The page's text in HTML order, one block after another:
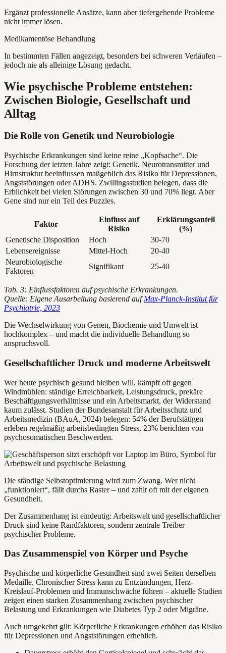
Ergänzt professionelle Ansätze, kann aber tiefergehende Probleme
nicht immer lösen.
Medikamentöse Behandlung
In bestimmten Fällen angezeigt, besonders bei schweren Verläufen –
jedoch nie als alleinige Lösung gedacht.
Wie psychische Probleme entstehen:
Zwischen Biologie, Gesellschaft und
Alltag
Die Rolle von Genetik und Neurobiologie
Psychische Erkrankungen sind keine reine „Kopfsache“. Die
Forschung der letzten Jahre zeigt: Genetik, Neurotransmitter und
Hirnstruktur beeinflussen maßgeblich das Risiko für Depressionen,
Angststörungen oder ADHS. Zwillingsstudien belegen, dass die
Erblichkeit bei vielen Störungen zwischen 30 und 70% liegt. Aber
Gene sind nur ein Teil des Puzzles.
Faktor
Einfluss auf
Risiko
Erklärungsanteil
(%)
Genetische Disposition
Hoch
30-70
Lebensereignisse
Mittel-Hoch
20-40
Neurobiologische
Faktoren
Signifikant 25-40
Tab. 3: Einflussfaktoren auf psychische Erkrankungen.
Quelle: Eigene Ausarbeitung basierend aufMax-Planck-Institut für
Psychiatrie, 2023
Die Wechselwirkung von Genen, Biochemie und Umwelt ist
hochkomplex – und macht die individuelle Behandlung so
anspruchsvoll.
Gesellschaftlicher Druck und moderne Arbeitswelt
Wer heute psychisch gesund bleiben will, kämpft oft gegen
Windmühlen: ständige Erreichbarkeit, Leistungsdruck, prekäre
Beschäftigungsverhältnisse und ein Arbeitsmarkt, der Widerstand
kaum zulässt. Studien der Bundesanstalt für Arbeitsschutz und
Arbeitsmedizin (BAuA, 2024) belegen: 54% der Berufstätigen
erleben regelmäßig arbeitsbedingten Stress, 23% berichten von
psychosomatischen Beschwerden.
Die ständige Selbstoptimierung wird zum Zwang. Wer nicht
„funktioniert“, fällt durchs Raster – und zahlt oft mit der eigenen
Gesundheit.
Der Zusammenhang ist eindeutig: Arbeitswelt und gesellschaftlicher
Druck sind keine Randfaktoren, sondern zentrale Treiber
psychischer Probleme.
Das Zusammenspiel von Körper und Psyche
Psychische und körperliche Gesundheit sind zwei Seiten derselben
Medaille. Chronischer Stress kann zu Entzündungen, Herz-
Kreislauf-Problemen und Immunschwäche führen – aktuelle Studien
zeigen einen starken Zusammenhang zwischen psychischer
Belastung und Erkrankungen wie Diabetes Typ 2 oder Migräne.
Auch umgekehrt gilt: Körperliche Erkrankungen erhöhen das Risiko
für Depressionen und Angststörungen erheblich.